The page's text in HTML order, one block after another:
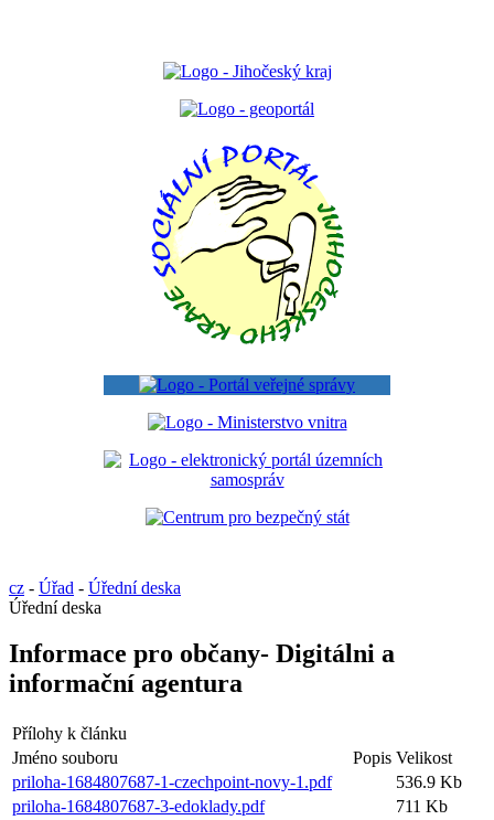
cz - Úřad - Úřední deska
Úřední deska
Informace pro občany- Digitálni a
informační agentura
Přílohy k článku
Jméno souboru
Popis Velikost
priloha-1684807687-1-czechpoint-novy-1.pdf
536.9 Kb
priloha-1684807687-3-edoklady.pdf
711 Kb